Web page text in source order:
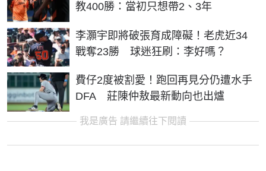
教400勝：當初只想帶2、3年
李灝宇即將破張育成障礙！老虎近34
戰奪23勝 球迷狂刷：李好嗎？
費仔2度被割愛！跑回再見分仍遭水手
DFA 莊陳仲敖最新動向也出爐
我是廣告 請繼續往下閱讀